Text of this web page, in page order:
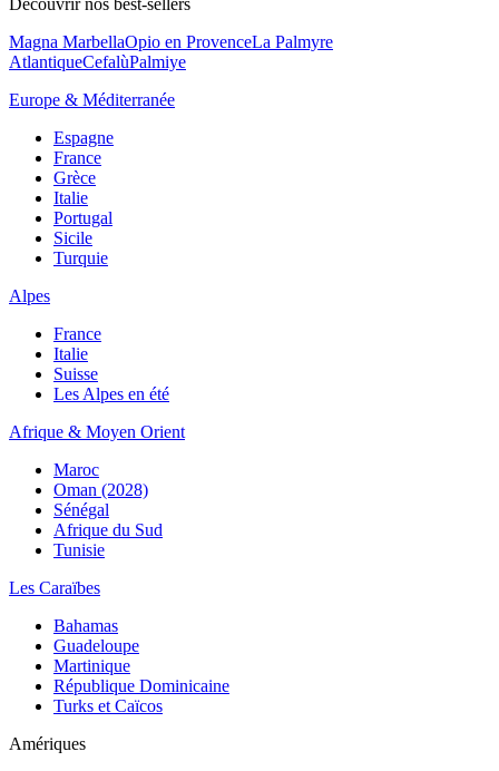
Découvrir nos best-sellers
Magna MarbellaOpio en ProvenceLa Palmyre
AtlantiqueCefalùPalmiye
Europe & Méditerranée
Espagne
France
Grèce
Italie
Portugal
Sicile
Turquie
Alpes
France
Italie
Suisse
Les Alpes en été
Afrique & Moyen Orient
Maroc
Oman (2028)
Sénégal
Afrique du Sud
Tunisie
Les Caraïbes
Bahamas
Guadeloupe
Martinique
République Dominicaine
Turks et Caïcos
Amériques